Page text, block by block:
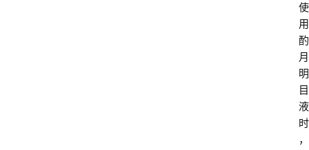
使
用
酌
月
明
目
液
时
，